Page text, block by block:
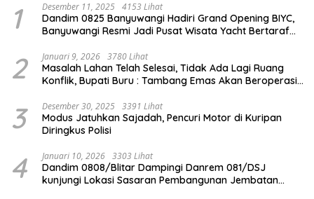
1 Desember 11, 2025 4153 Lihat
Dandim 0825 Banyuwangi Hadiri Grand Opening BIYC,
Banyuwangi Resmi Jadi Pusat Wisata Yacht Bertaraf
2 Januari 9, 2026 3780 Lihat
Masalah Lahan Telah Selesai, Tidak Ada Lagi Ruang
Konflik, Bupati Buru : Tambang Emas Akan Beroperasi
3 Desember 30, 2025 3391 Lihat
Modus Jatuhkan Sajadah, Pencuri Motor di Kuripan
Diringkus Polisi
4 Januari 10, 2026 3303 Lihat
Dandim 0808/Blitar Dampingi Danrem 081/DSJ
kunjungi Lokasi Sasaran Pembangunan Jembatan